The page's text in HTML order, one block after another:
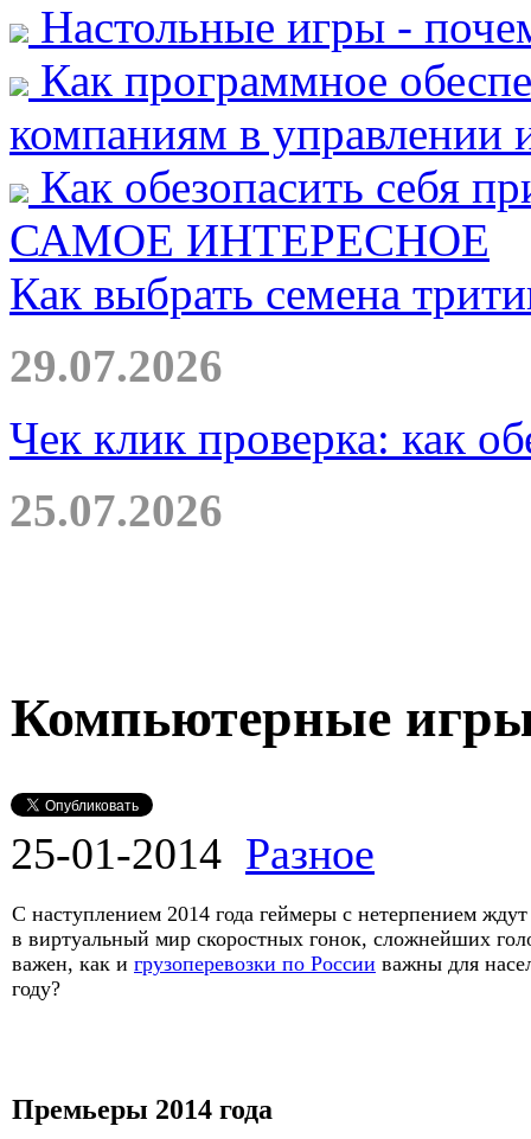
Настольные игры -
Как программное
компаниям в управлении
Как обезопасить себя
САМОЕ ИНТЕРЕСНОЕ
Как выбрать семена
29.07.2026
Чек клик проверка: как
25.07.2026
Компьютерные игры
25-01-2014 Разное
С наступлением 2014 года геймеры с нетерпением
в виртуальный мир скоростных гонок, сложнейших
важен, как и грузоперевозки по России важны для
году?
Премьеры 2014 года